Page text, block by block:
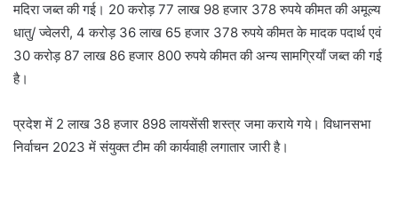
मदिरा जब्त की गई। 20 करोड़ 77 लाख 98 हजार 378 रुपये कीमत की अमूल्य
धातु/ ज्वेलरी, 4 करोड़ 36 लाख 65 हजार 378 रुपये कीमत के मादक पदार्थ एवं
30 करोड़ 87 लाख 86 हजार 800 रुपये कीमत की अन्य सामग्रियाँ जब्त की गई
है।
प्रदेश में 2 लाख 38 हजार 898 लायसेंसी शस्त्र जमा कराये गये। विधानसभा
निर्वाचन 2023 में संयुक्त टीम की कार्यवाही लगातार जारी है।